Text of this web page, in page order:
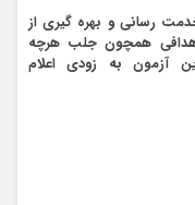
رسانی و بهره گیری از
همچون جلب هرچه
آزمون به زودی اعلام